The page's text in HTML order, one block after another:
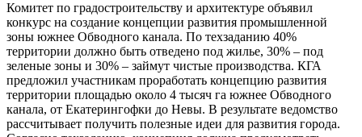
Комитет по градостроительству и архитектуре объявил
конкурс на создание концепции развития промышленной
зоны южнее Обводного канала. По техзаданию 40%
территории должно быть отведено под жилье, 30% – под
зеленые зоны и 30% – займут чистые производства. КГА
предложил участникам проработать концепцию развития
территории площадью около 4 тысяч га южнее Обводного
канала, от Екатерингофки до Невы. В результате ведомство
рассчитывает получить полезные идеи для развития города.